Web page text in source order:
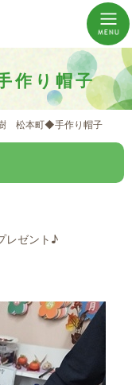
作り帽子
護のことならシェルパへ。
松本町◆手作り帽子
レゼント♪